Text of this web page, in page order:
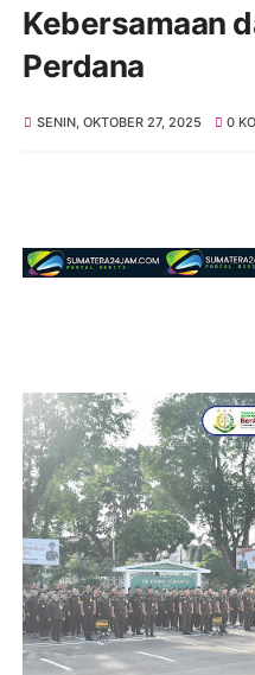
Kebersamaan
Perdana
SENIN, OKTOBER 27, 2025 0